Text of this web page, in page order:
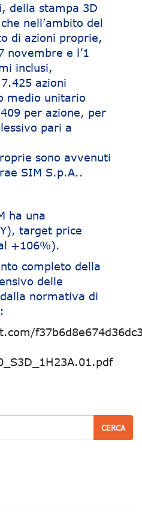
della stampa 3D
nell’ambito del
di azioni proprie,
novembre e l’1
inclusi,
azioni
medio unitario
per azione, per
pari a
sono avvenuti
SIM S.p.A..
ha una
target price
+106%).
completo della
delle
normativa di